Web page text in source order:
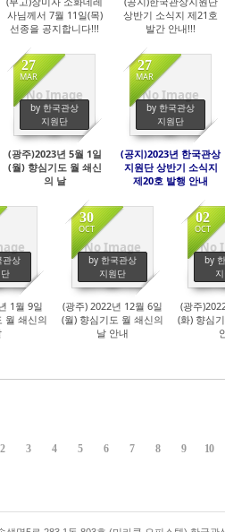
사님께서 7월 11일(목)
선종을 공지합니다!!!
상반기 소식지 제21호
발간 안내!!!
No Image
27
MAR
by 한국관상
지원단
403
(광주)2023년 5월 1일
(월) 향심기도 월 쇄신
의 날
No Image
27
MAR
by 한국관상
지원단
418
(공지)2023년 한국관상
지원단 상반기 소식지
제20호 발행 안내
관상
1월 9일
월 쇄신의
No Image
30
OCT
by 한국관상
지원단
455
(광주) 2022년 12월 6일
(월) 향심기도 월 쇄신의
날 안내
No
02
OCT
by
(광주
(화) 향심
2 3 4 5 6 7 8 9 10